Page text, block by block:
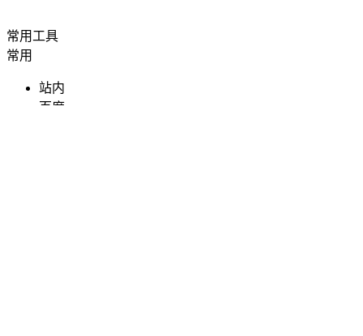
常用 工具
常用
站内
百度